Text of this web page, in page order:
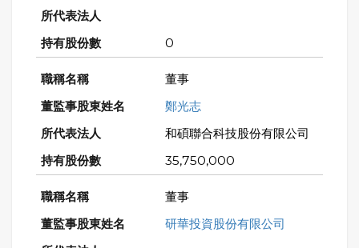
0
董事
鄭光志
和碩聯合科技股份有限公司
35,750,000
董事
研華投資股份有限公司